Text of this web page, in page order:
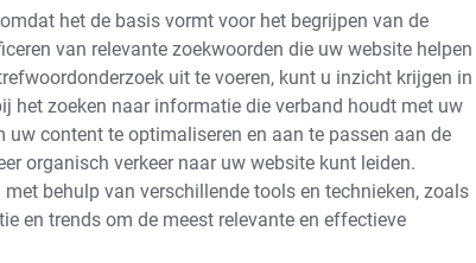
het de basis vormt voor het begrijpen van de
van relevante zoekwoorden die uw website helpen
uit te voeren, kunt u inzicht krijgen in
het zoeken naar informatie die verband houdt met uw
content te optimaliseren en aan te passen aan de
organisch verkeer naar uw website kunt leiden.
behulp van verschillende tools en technieken, zoals
en trends om de meest relevante en effectieve